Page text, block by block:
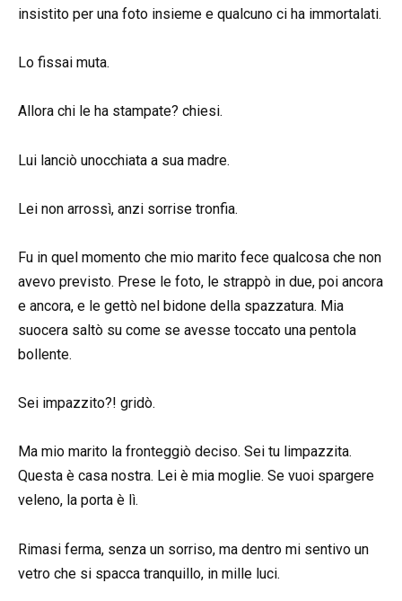
insistito per una foto insieme e qualcuno ci ha immortalati.
Lo fissai muta.
Allora chi le ha stampate? chiesi.
Lui lanciò unocchiata a sua madre.
Lei non arrossì, anzi sorrise tronfia.
Fu in quel momento che mio marito fece qualcosa che non
avevo previsto. Prese le foto, le strappò in due, poi ancora
e ancora, e le gettò nel bidone della spazzatura. Mia
suocera saltò su come se avesse toccato una pentola
bollente.
Sei impazzito?! gridò.
Ma mio marito la fronteggiò deciso. Sei tu limpazzita.
Questa è casa nostra. Lei è mia moglie. Se vuoi spargere
veleno, la porta è lì.
Rimasi ferma, senza un sorriso, ma dentro mi sentivo un
vetro che si spacca tranquillo, in mille luci.